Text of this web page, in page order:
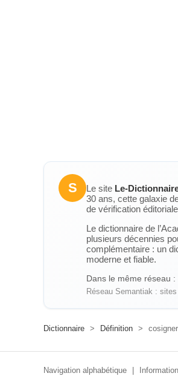
S Le site Le-
30 ans, cette galaxie
de vérification
Le dictionnaire de
plusieurs décennies
complémentaire : un
moderne et fiable.
Dans le même réseau :
Réseau Semantiak :
Dictionnaire > Définition > cosigner
Navigation alphabétique